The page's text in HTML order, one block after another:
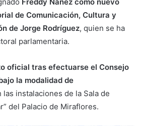
de Comunicación, Cultura y
de Jorge Rodríguez, quien se ha
parlamentaria.
oficial tras efectuarse el Consejo
la modalidad de
las instalaciones de la Sala de
del Palacio de Miraflores.